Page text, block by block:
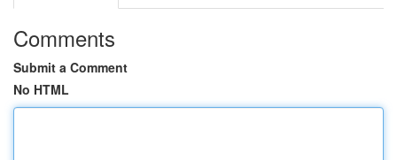
Comments
Submit a Comment
No HTML